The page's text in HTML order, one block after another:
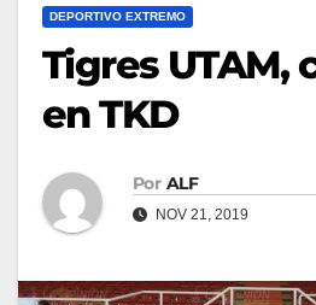
DEPORTIVO EXTREMO
Tigres UTAM,
en TKD
Por ALF
NOV 21, 2019